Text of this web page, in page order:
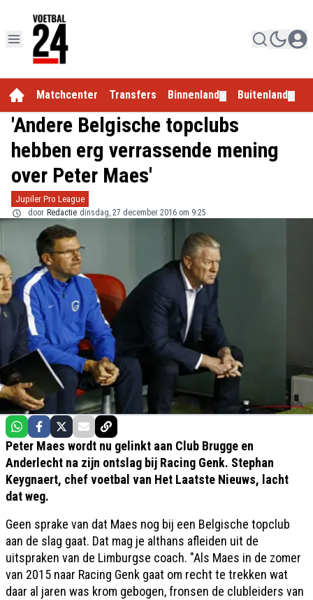
Matchcenter Transfers Binnenland Buitenland
'Andere Belgische topclubs
hebben erg verrassende mening
over Peter Maes'
Jupiler Pro League
door Redactie dinsdag, 27 december 2016 om 9:25
Peter Maes wordt nu gelinkt aan Club Brugge en
Anderlecht na zijn ontslag bij Racing Genk. Stephan
Keygnaert, chef voetbal van Het Laatste Nieuws, lacht
dat weg.
Geen sprake van dat Maes nog bij een Belgische topclub
aan de slag gaat. Dat mag je althans afleiden uit de
uitspraken van de Limburgse coach. "Als Maes in de zomer
van 2015 naar Racing Genk gaat om recht te trekken wat
daar al jaren was krom gebogen, fronsen de clubleiders van